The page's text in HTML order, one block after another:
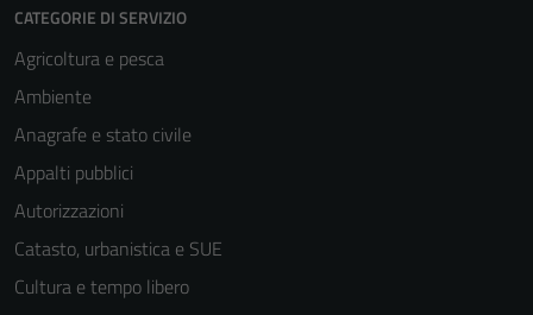
CATEGORIE DI SERVIZIO
Agricoltura e pesca
Ambiente
Anagrafe e stato civile
Appalti pubblici
Autorizzazioni
Catasto, urbanistica e SUE
Cultura e tempo libero